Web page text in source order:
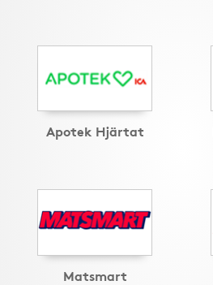
Apotek Hjärtat
Matsmart